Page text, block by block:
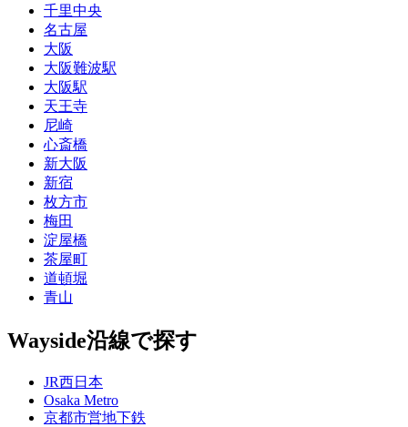
千里中央
名古屋
大阪
大阪難波駅
大阪駅
天王寺
尼崎
心斎橋
新大阪
新宿
枚方市
梅田
淀屋橋
茶屋町
道頓堀
青山
Wayside沿線で探す
JR西日本
Osaka Metro
京都市営地下鉄